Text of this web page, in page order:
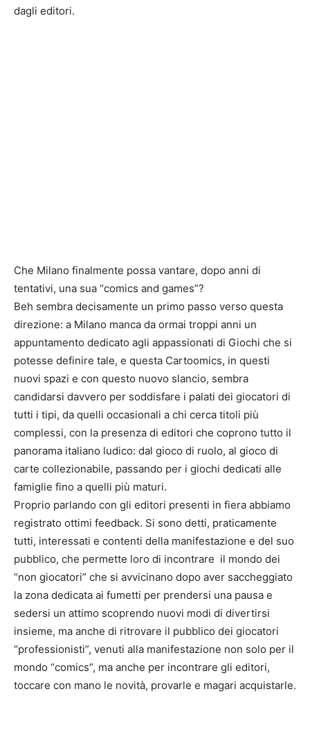
dagli editori.
Che Milano finalmente possa vantare, dopo anni di
tentativi, una sua “comics and games”?
Beh sembra decisamente un primo passo verso questa
direzione: a Milano manca da ormai troppi anni un
appuntamento dedicato agli appassionati di Giochi che si
potesse definire tale, e questa Cartoomics, in questi
nuovi spazi e con questo nuovo slancio, sembra
candidarsi davvero per soddisfare i palati dei giocatori di
tutti i tipi, da quelli occasionali a chi cerca titoli più
complessi, con la presenza di editori che coprono tutto il
panorama italiano ludico: dal gioco di ruolo, al gioco di
carte collezionabile, passando per i giochi dedicati alle
famiglie fino a quelli più maturi.
Proprio parlando con gli editori presenti in fiera abbiamo
registrato ottimi feedback. Si sono detti, praticamente
tutti, interessati e contenti della manifestazione e del suo
pubblico, che permette loro di incontrare il mondo dei
“non giocatori” che si avvicinano dopo aver saccheggiato
la zona dedicata ai fumetti per prendersi una pausa e
sedersi un attimo scoprendo nuovi modi di divertirsi
insieme, ma anche di ritrovare il pubblico dei giocatori
“professionisti”, venuti alla manifestazione non solo per il
mondo “comics”, ma anche per incontrare gli editori,
toccare con mano le novità, provarle e magari acquistarle.